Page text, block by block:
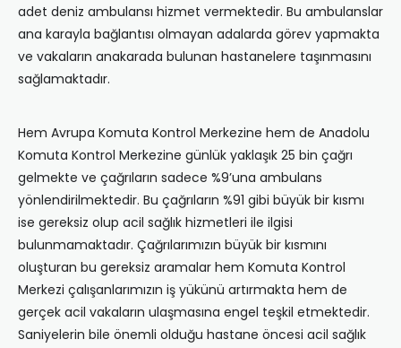
adet deniz ambulansı hizmet vermektedir. Bu ambulanslar
ana karayla bağlantısı olmayan adalarda görev yapmakta
ve vakaların anakarada bulunan hastanelere taşınmasını
sağlamaktadır.
Hem Avrupa Komuta Kontrol Merkezine hem de Anadolu
Komuta Kontrol Merkezine günlük yaklaşık 25 bin çağrı
gelmekte ve çağrıların sadece %9’una ambulans
yönlendirilmektedir. Bu çağrıların %91 gibi büyük bir kısmı
ise gereksiz olup acil sağlık hizmetleri ile ilgisi
bulunmamaktadır. Çağrılarımızın büyük bir kısmını
oluşturan bu gereksiz aramalar hem Komuta Kontrol
Merkezi çalışanlarımızın iş yükünü artırmakta hem de
gerçek acil vakaların ulaşmasına engel teşkil etmektedir.
Saniyelerin bile önemli olduğu hastane öncesi acil sağlık